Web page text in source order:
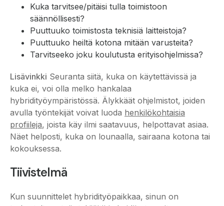
Kuka tarvitsee/pitäisi tulla toimistoon
säännöllisesti?
Puuttuuko toimistosta teknisiä laitteistoja?
Puuttuuko heiltä kotona mitään varusteita?
Tarvitseeko joku koulutusta erityisohjelmissa?
Lisävinkki Seuranta siitä, kuka on käytettävissä ja
kuka ei, voi olla melko hankalaa
hybridityöympäristössä. Älykkäät ohjelmistot, joiden
avulla työntekijät voivat luoda henkilökohtaisia
profiileja, joista käy ilmi saatavuus, helpottavat asiaa.
Näet helposti, kuka on lounaalla, sairaana kotona tai
kokouksessa.
Tiivistelmä
Kun suunnittelet hybridityöpaikkaa, sinun on